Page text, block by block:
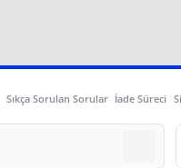
Sıkça Sorulan Sorular İade Süreci